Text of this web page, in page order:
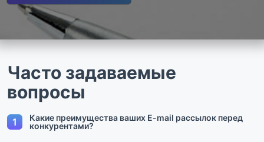
Часто задаваемые
вопросы
1
Какие преимущества ваших E-mail рассылок перед
конкурентами?